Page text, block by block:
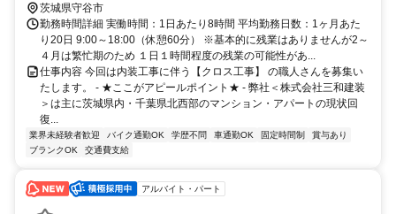
茨城県守谷市
勤務時間詳細 実働時間：1日あたり8時間 平均勤務日数：1ヶ月あた
り20日 9:00～18:00（休憩60分） ※基本的に残業はありませんが2～
４月は繁忙期のため １日１時間程度の残業の可能性があ...
仕事内容 今回は内装工事に伴う【クロス工事】 の職人さんを募集い
たします。 - ★ここがアピールポイント★ - 弊社＜株式会社三和建装
＞は主に茨城県内・千葉県北西部のマンション・アパートの現状回
復...
業界未経験者歓迎 バイク通勤OK 学歴不問 車通勤OK 固定時間制
賞与あり
ブランクOK
交通費支給
アルバイト・パート